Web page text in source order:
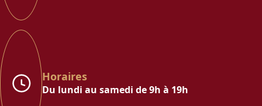
Horaires
Du lundi au samedi de 9h à 19h